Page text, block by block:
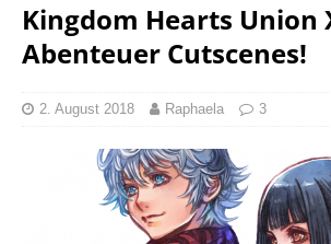
Kingdom Hearts Union
Abenteuer Cutscenes!
2. August 2018 Raphaela 3